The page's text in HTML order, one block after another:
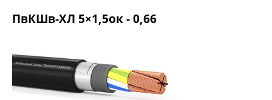
ПвКШв-ХЛ 5×1,5ок - 0,66